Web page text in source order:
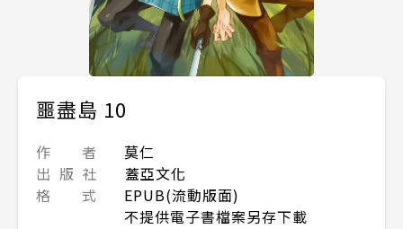
噩盡島 10
作 者
莫仁
出 版 社
蓋亞文化
格 式
EPUB(流動版面)
不提供電子書檔案另存下載